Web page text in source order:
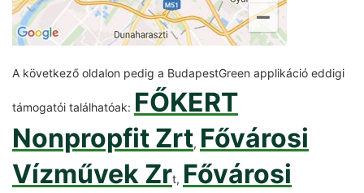
A következő oldalon pedig a BudapestGreen applikáció eddigi
támogatói találhatóak: FŐKERT
Nonpropfit Zrt, Fővárosi
Vízművek Zrt, Fővárosi